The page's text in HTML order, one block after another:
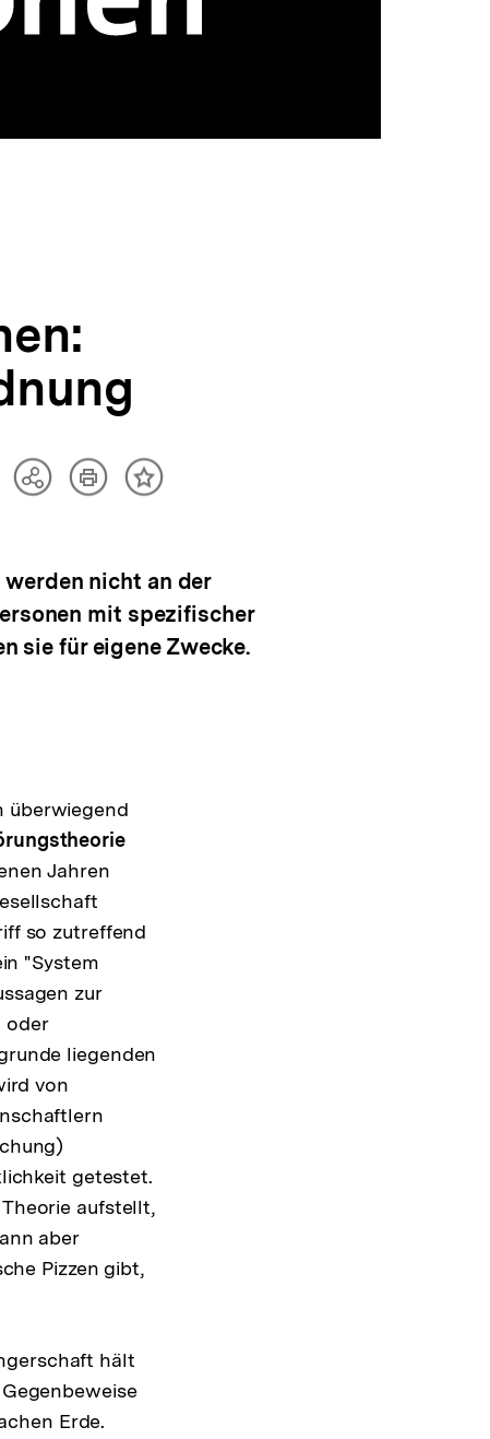
TeilenArtikelInhalt
nicht an der
mit spezifischer
sie für eigene Zwecke.
überwiegend
Jahren
so zutreffend
"System
zur
oder
liegenden
von
getestet.
aufstellt,
aber
Pizzen gibt,
hält
Erde.